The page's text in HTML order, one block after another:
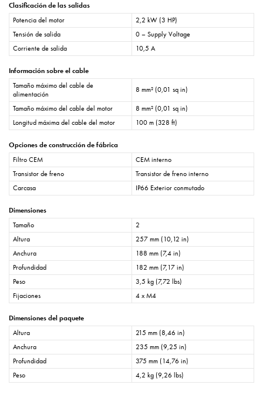
Clasificación de las salidas
Potencia del motor
2,2 kW (3 HP)
Tensión de salida
0 – Supply Voltage
Corriente de salida
10,5 A
Información sobre el cable
Tamaño máximo del cable de
alimentación
8 mm² (0,01 sq in)
Tamaño máximo del cable del motor
8 mm² (0,01 sq in)
Longitud máxima del cable del motor
100 m (328 ft)
Opciones de construcción de fábrica
Filtro CEM
CEM interno
Transistor de freno
Transistor de freno interno
Carcasa
IP66 Exterior conmutado
Dimensiones
Tamaño
2
Altura
257 mm (10,12 in)
Anchura
188 mm (7,4 in)
Profundidad
182 mm (7,17 in)
Peso
3,5 kg (7,72 lbs)
Fijaciones
4 x M4
Dimensiones del paquete
Altura
215 mm (8,46 in)
Anchura
235 mm (9,25 in)
Profundidad
375 mm (14,76 in)
Peso
4,2 kg (9,26 lbs)